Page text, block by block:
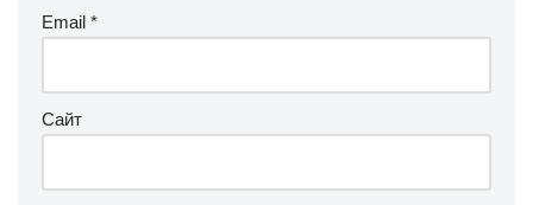
Email *
Сайт